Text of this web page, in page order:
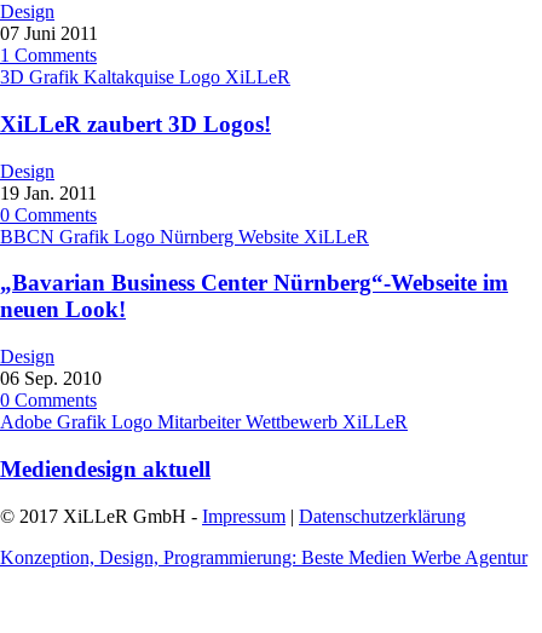
Design
07 Juni 2011
1 Comments
3D Grafik Kaltakquise Logo XiLLeR
XiLLeR zaubert 3D Logos!
Design
19 Jan. 2011
0 Comments
BBCN Grafik Logo Nürnberg Website XiLLeR
„Bavarian Business Center Nürnberg“-Webseite im
neuen Look!
Design
06 Sep. 2010
0 Comments
Adobe Grafik Logo MitarbeiterWettbewerb XiLLeR
Mediendesign aktuell
© 2017 XiLLeR GmbH - Impressum | Datenschutzerklärung
Konzeption, Design, Programmierung: Beste Medien Werbe Agentur